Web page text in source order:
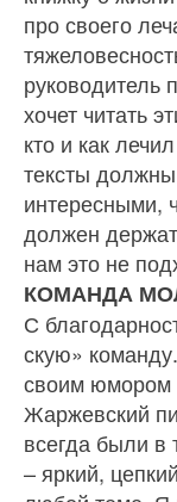
про своего
руководитель
хочет читать
кто и как
тек­сты
интересными,
должен
нам это не
КОМАНДА
С
скую»
своим юмором
Жаржевский
всегда были
– яркий,